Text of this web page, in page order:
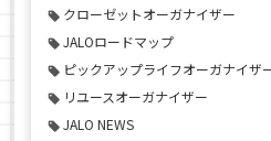
クローゼットオーガナイザー
JALOロードマップ
ピックアップライフオーガナイザ
リユースオーガナイザー
JALO NEWS